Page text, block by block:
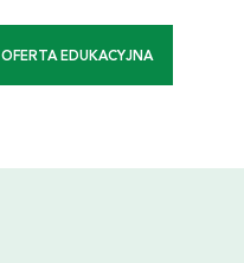
OFERTA EDUKACYJNA